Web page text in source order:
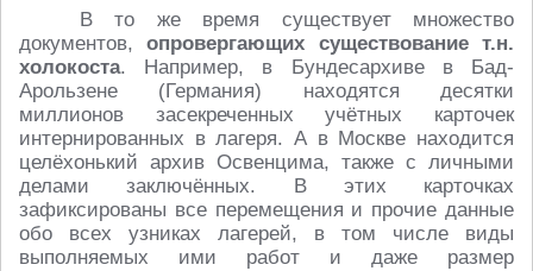
В то же время существует множество
документов,опровергающих существование т.н.
холокоста. Например, в Бундесархиве в Бад-
Арользене (Германия) находятся десятки
миллионов засекреченных учётных карточек
интернированных в лагеря. А в Москве находится
целёхонький архив Освенцима, также с личными
делами заключённых. В этих карточках
зафиксированы все перемещения и прочие данные
обо всех узниках лагерей, в том числе виды
выполняемых ими работ и даже размер